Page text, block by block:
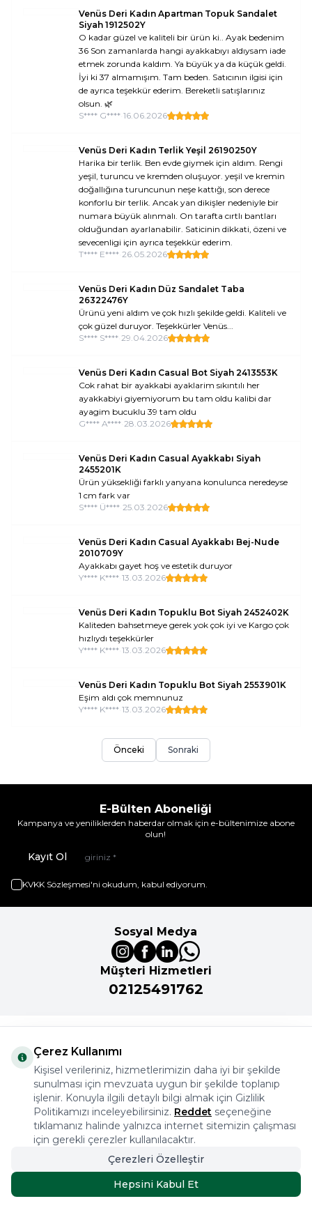
2.799,93TL SEPETE EKLE
Venüs Deri Kadın Apartman Topuk Sandalet
Siyah 1912502Y
O kadar güzel ve kaliteli bir ürün ki.. Ayak bedenim
36 Son zamanlarda hangi ayakkabıyı aldıysam iade
etmek zorunda kaldım. Ya büyük ya da küçük geldi.
İyi ki 37 almamışım. Tam beden. Satıcının ilgisi için
de ayrıca teşekkür ederim. Bereketli satışlarınız
olsun. 🌿
S**** G**** 16.06.2026
Venüs Deri Kadın Terlik Yeşil 26190250Y
Harika bir terlik. Ben evde giymek için aldım. Rengi
yeşil, turuncu ve kremden oluşuyor. yeşil ve kremin
doğallığına turuncunun neşe kattığı, son derece
konforlu bir terlik. Ancak yan dikişler nedeniyle bir
numara büyük alınmalı. On tarafta cırtlı bantları
olduğundan ayarlanabilir. Saticinin dikkati, özeni ve
sevecenligi için ayrıca teşekkür ederim.
T**** E**** 26.05.2026
Venüs Deri Kadın Düz Sandalet Taba
26322476Y
Ürünü yeni aldım ve çok hızlı şekilde geldi. Kaliteli ve
çok güzel duruyor. Teşekkürler Venüs...
S**** S**** 29.04.2026
Venüs Deri Kadın Casual Bot Siyah 2413553K
Cok rahat bir ayakkabi ayaklarim sıkıntılı her
ayakkabiyi giyemiyorum bu tam oldu kalibi dar
ayagim bucuklu 39 tam oldu
G**** A**** 28.03.2026
Venüs Deri Kadın Casual Ayakkabı Siyah
2455201K
Ürün yüksekliği farklı yanyana konulunca neredeyse
1 cm fark var
S**** Ü**** 25.03.2026
Venüs Deri Kadın Casual Ayakkabı Bej-Nude
2010709Y
Ayakkabı gayet hoş ve estetik duruyor
Y**** K**** 13.03.2026
Venüs Deri Kadın Topuklu Bot Siyah 2452402K
Kaliteden bahsetmeye gerek yok çok iyi ve Kargo çok
hızlıydı teşekkürler
Y**** K**** 13.03.2026
Venüs Deri Kadın Topuklu Bot Siyah 2553901K
Eşim aldı çok memnunuz
Y**** K**** 13.03.2026
Önceki Sonraki
E-Bülten Aboneliği
Kampanya ve yeniliklerden haberdar olmak için e-bültenimize abone
olun!
Kayıt Ol
KVKK Sözleşmesi'ni okudum, kabul ediyorum.
Sosyal Medya
Müşteri Hizmetleri
02125491762
Önemli Bilgiler
Kurumsal
İkitelli Organize Sanayi Bölgesi Aykosan Sanayi Sitesi
2. Kısım 15. Ada C Blok Başakşehir İstanbul
Çerez Kullanımı
Kişisel verileriniz, hizmetlerimizin daha iyi bir şekilde
sunulması için mevzuata uygun bir şekilde toplanıp
işlenir. Konuyla ilgili detaylı bilgi almak için Gizlilik
Politikamızı inceleyebilirsiniz. Reddet seçeneğine
tıklamanız halinde yalnızca internet sitemizin çalışması
için gerekli çerezler kullanılacaktır.
Çerezleri Özelleştir
Hepsini Kabul Et